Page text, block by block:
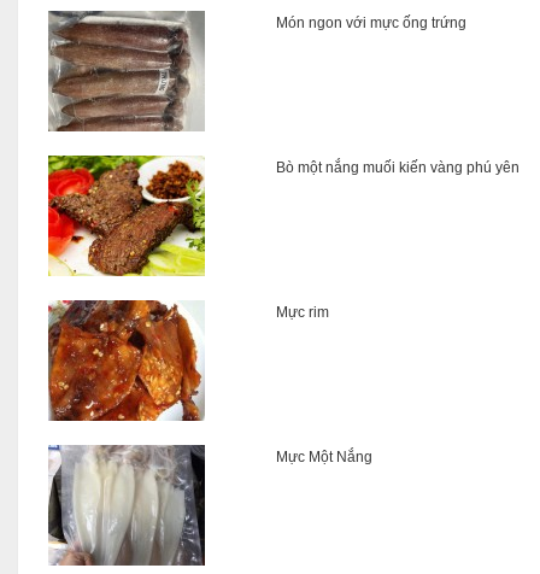
Món ngon với mực ống trứng
Bò một nắng muối kiến vàng phú yên
Mực rim
Mực Một Nắng